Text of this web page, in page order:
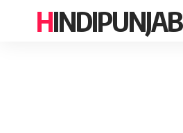
HINDIPUNJAB